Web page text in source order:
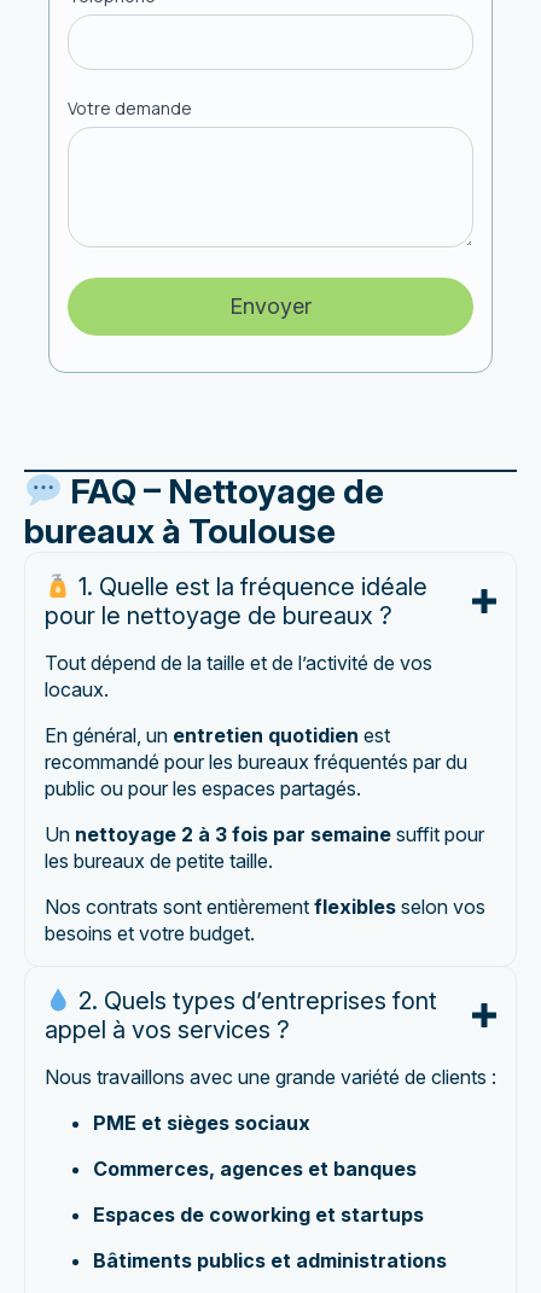
Votre demande
Envoyer
FAQ – Nettoyage de
bureaux à Toulouse
1. Quelle est la fréquence idéale
pour le nettoyage de bureaux ?
Tout dépend de la taille et de l’activité de vos
locaux.
En général, un entretien quotidien est
recommandé pour les bureaux fréquentés par du
public ou pour les espaces partagés.
Un nettoyage 2 à 3 fois par semaine suffit pour
les bureaux de petite taille.
Nos contrats sont entièrement flexibles selon vos
besoins et votre budget.
2. Quels types d’entreprises font
appel à vos services ?
Nous travaillons avec une grande variété de clients :
PME et sièges sociaux
Commerces, agences et banques
Espaces de coworking et startups
Bâtiments publics et administrations